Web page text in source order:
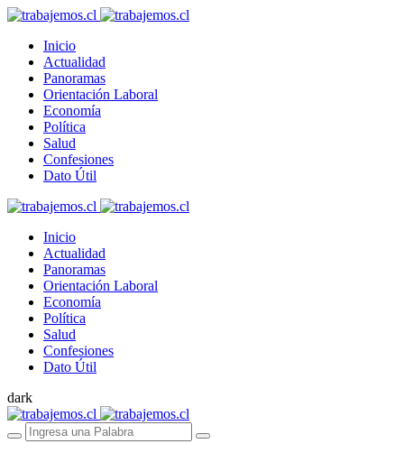
Inicio
Actualidad
Panoramas
Orientación Laboral
Economía
Política
Salud
Confesiones
Dato Útil
Inicio
Actualidad
Panoramas
Orientación Laboral
Economía
Política
Salud
Confesiones
Dato Útil
dark